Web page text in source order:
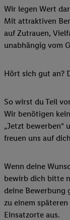
Wir legen Wert
Mit attraktiven
auf Zutrauen,
unabhängig vom
Hört sich gut an?
So wirst du Teil
Wir benötigen
„Jetzt bewerben“
freuen uns auf
Wenn deine
bewirb dich bitte
deine Bewerbung
zu einem
Einsatzorte aus.